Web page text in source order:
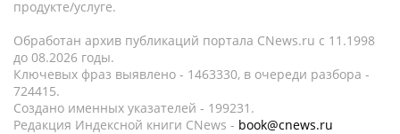
продукте/услуге.
Обработан архив публикаций портала CNews.ru c 11.1998
до 08.2026 годы.
Ключевых фраз выявлено - 1463330, в очереди разбора -
724415.
Создано именных указателей - 199231.
Редакция Индексной книги CNews - book@cnews.ru